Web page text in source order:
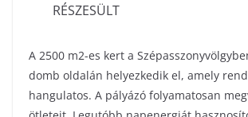
RÉSZESÜLT
A 2500 m2-es kert a
domb oldalán helyezkedik el, amely
hangulatos. A pályázó folyamatosan